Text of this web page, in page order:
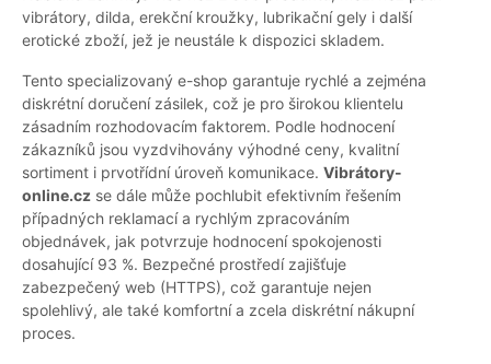
vibrátory, dilda, erekční kroužky, lubrikační gely i další
erotické zboží, jež je neustále k dispozici skladem.
Tento specializovaný e-shop garantuje rychlé a zejména
diskrétní doručení zásilek, což je pro širokou klientelu
zásadním rozhodovacím faktorem. Podle hodnocení
zákazníků jsou vyzdvihovány výhodné ceny, kvalitní
sortiment i prvotřídní úroveň komunikace. Vibrátory-
online.cz se dále může pochlubit efektivním řešením
případných reklamací a rychlým zpracováním
objednávek, jak potvrzuje hodnocení spokojenosti
dosahující 93 %. Bezpečné prostředí zajišťuje
zabezpečený web (HTTPS), což garantuje nejen
spolehlivý, ale také komfortní a zcela diskrétní nákupní
proces.